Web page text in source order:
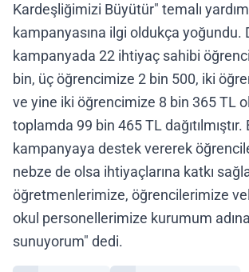
Kardeşliğimizi Büyütür" temalı yardım
kampanyasına ilgi oldukça yoğundu.
kampanyada 22 ihtiyaç sahibi
bin, üç öğrencimize 2 bin 500, iki
ve yine iki öğrencimize 8 bin 365 TL
toplamda 99 bin 465 TL dağıtılmıştır.
kampanyaya destek vererek
nebze de olsa ihtiyaçlarına katkı
öğretmenlerimize, öğrencilerimize
okul personellerimize kurumum
sunuyorum" dedi.